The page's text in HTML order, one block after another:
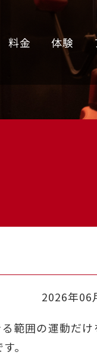
料金 体験
2026年06
範囲の運動だけ
。